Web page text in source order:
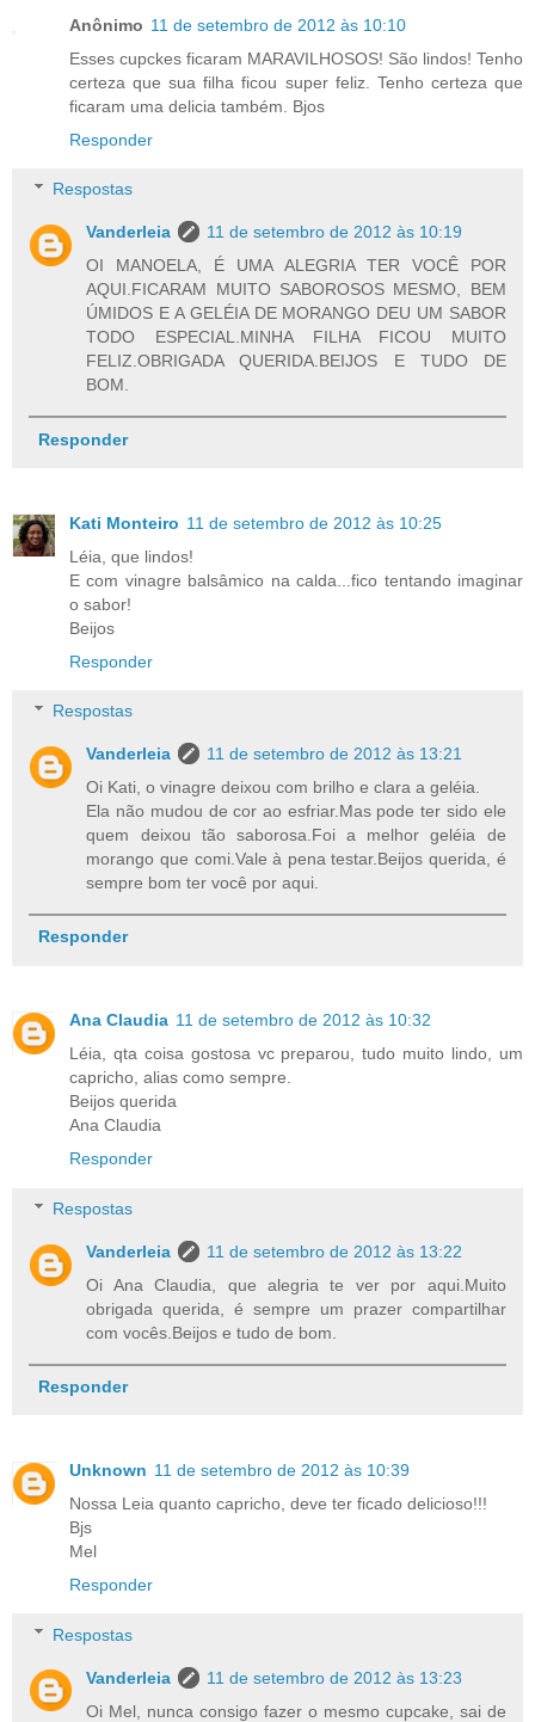
Anônimo 11 de setembro de 2012 às 10:10
Esses cupckes ficaram MARAVILHOSOS! São lindos! Tenho
certeza que sua filha ficou super feliz. Tenho certeza que
ficaram uma delicia também. Bjos
Responder
Respostas
Vanderleia
11 de setembro de 2012 às 10:19
OI MANOELA, É UMA ALEGRIA TER VOCÊ POR
AQUI.FICARAM MUITO SABOROSOS MESMO, BEM
ÚMIDOS E A GELÉIA DE MORANGO DEU UM SABOR
TODO ESPECIAL.MINHA FILHA FICOU MUITO
FELIZ.OBRIGADA QUERIDA.BEIJOS E TUDO DE
BOM.
Responder
Kati Monteiro 11 de setembro de 2012 às 10:25
Léia, que lindos!
E com vinagre balsâmico na calda...fico tentando imaginar
o sabor!
Beijos
Responder
Respostas
Vanderleia
11 de setembro de 2012 às 13:21
Oi Kati, o vinagre deixou com brilho e clara a geléia.
Ela não mudou de cor ao esfriar.Mas pode ter sido ele
quem deixou tão saborosa.Foi a melhor geléia de
morango que comi.Vale à pena testar.Beijos querida, é
sempre bom ter você por aqui.
Responder
Ana Claudia 11 de setembro de 2012 às 10:32
Léia, qta coisa gostosa vc preparou, tudo muito lindo, um
capricho, alias como sempre.
Beijos querida
Ana Claudia
Responder
Respostas
Vanderleia
11 de setembro de 2012 às 13:22
Oi Ana Claudia, que alegria te ver por aqui.Muito
obrigada querida, é sempre um prazer compartilhar
com vocês.Beijos e tudo de bom.
Responder
Unknown 11 de setembro de 2012 às 10:39
Nossa Leia quanto capricho, deve ter ficado delicioso!!!
Bjs
Mel
Responder
Respostas
Vanderleia
11 de setembro de 2012 às 13:23
Oi Mel, nunca consigo fazer o mesmo cupcake, sai de